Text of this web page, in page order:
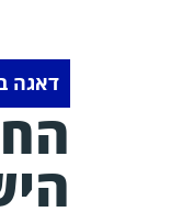
דאגה